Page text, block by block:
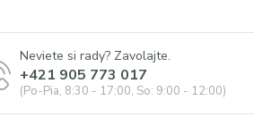
Neviete si rady? Zavolajte.
+421 905 773 017
(Po-Pia, 8:30 - 17:00, So: 9:00 - 12:00)